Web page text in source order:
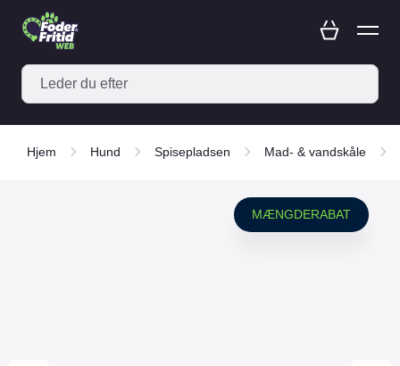
Hjem Hund Spisepladsen Mad- & vandskåle
MÆNGDERABAT